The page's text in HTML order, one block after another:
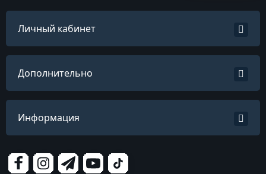
Личный кабинет
Дополнительно
Информация